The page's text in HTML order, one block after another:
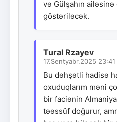
və Gülşahın
göstəriləcək.
Tural Rzayev
17.Sentyabr.2025 23:41
Bu dəhşətli hadisə
oxuduqlarım məni
bir faciənin
təəssüf doğurur,